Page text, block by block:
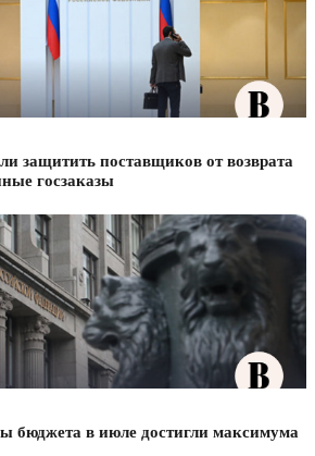
защитить поставщиков от возврата
госзаказы
бюджета в июле достигли максимума